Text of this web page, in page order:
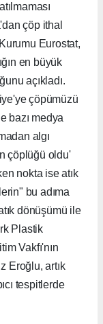
çöp ithal
Eurostat,
en büyük
açıkladı.
çöpümüzü
bazı medya
algı
çöplüğü oldu'
nokta ise atık
bu adıma
dönüşümü ile
Plastik
Vakfı'nın
Eroğlu, artık
tespitlerde